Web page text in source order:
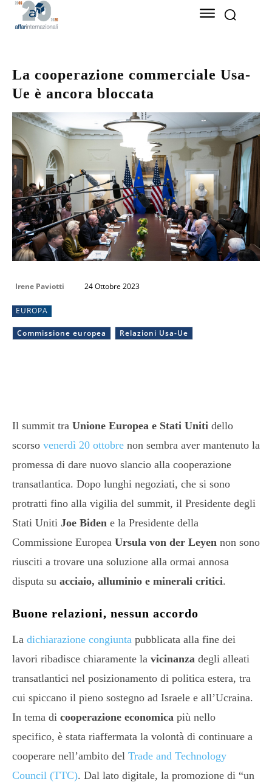
La cooperazione commerciale Usa-
Ue è ancora bloccata
Irene Paviotti 24 Ottobre 2023
EUROPA
Commissione europea Relazioni Usa-Ue
Il summit tra Unione Europea e Stati Uniti dello
scorso venerdì 20 ottobre non sembra aver mantenuto la
promessa di dare nuovo slancio alla cooperazione
transatlantica. Dopo lunghi negoziati, che si sono
protratti fino alla vigilia del summit, il Presidente degli
Stati Uniti Joe Biden e la Presidente della
Commissione Europea Ursula von der Leyen non sono
riusciti a trovare una soluzione alla ormai annosa
disputa su acciaio, alluminio e minerali critici.
Buone relazioni, nessun accordo
La dichiarazione congiunta pubblicata alla fine dei
lavori ribadisce chiaramente la vicinanza degli alleati
transatlantici nel posizionamento di politica estera, tra
cui spiccano il pieno sostegno ad Israele e all’Ucraina.
In tema di cooperazione economica più nello
specifico, è stata riaffermata la volontà di continuare a
cooperare nell’ambito del Trade and Technology
Council (TTC). Dal lato digitale, la promozione di “un